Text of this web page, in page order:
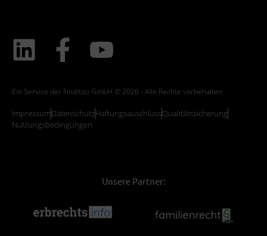
Ein Service der Finditoo GmbH © 2026 - Alle Rechte vorbehalten
ImpressumDatenschutzHaftungsauschlussQualitätssicherung
Nutzungsbedingungen
Unsere Partner: